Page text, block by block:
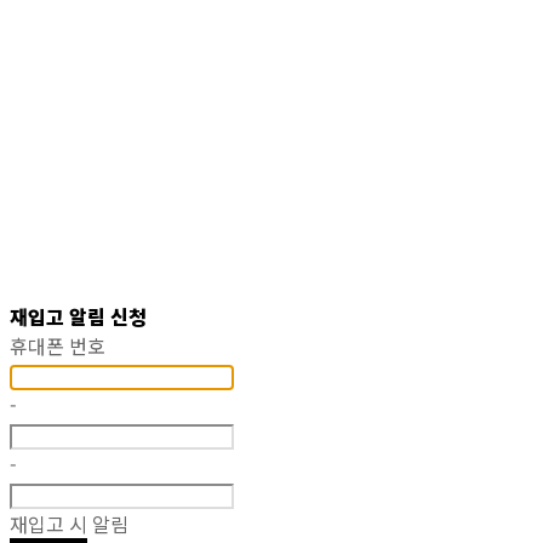
재입고 알림 신청
휴대폰 번호
-
-
재입고 시 알림